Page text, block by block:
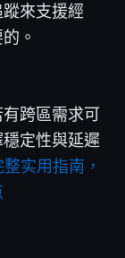
來支援經
。
跨區需求可
定性與延遲
实用指南，